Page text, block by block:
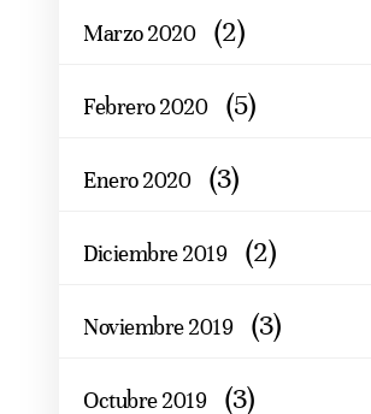
Marzo 2020 (2)
Febrero 2020 (5)
Enero 2020 (3)
Diciembre 2019 (2)
Noviembre 2019 (3)
Octubre 2019 (3)